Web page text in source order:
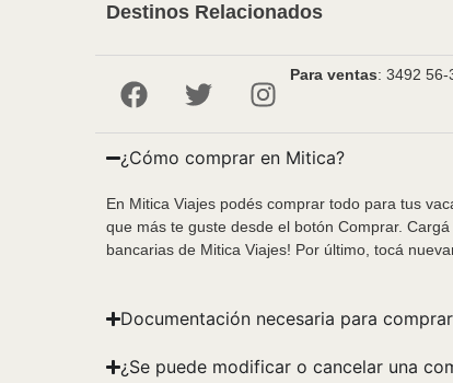
Destinos Relacionados
Para ventas: 3492 56-
¿Cómo comprar en Mitica?
En Mitica Viajes podés comprar todo para tus
que más te guste desde el botón Comprar.
bancarias de Mitica Viajes! Por último, tocá
Documentación necesaria para
¿Se puede modificar o cancelar una